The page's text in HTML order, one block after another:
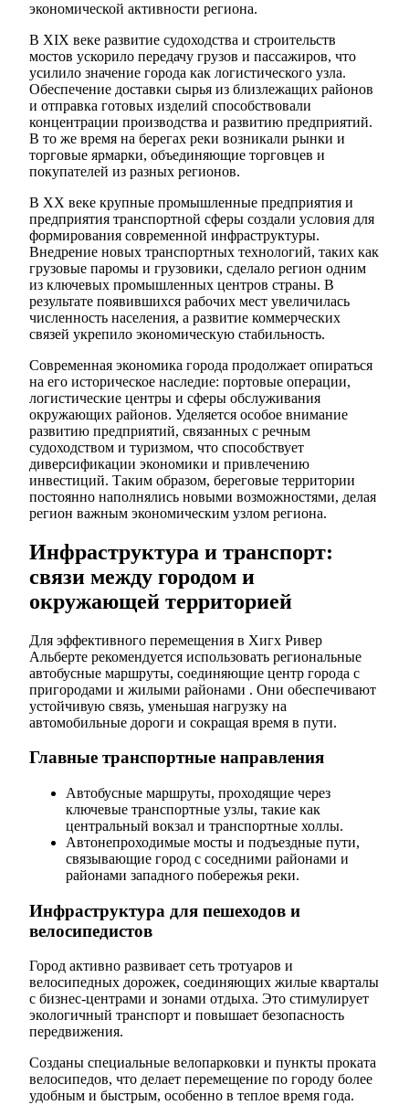
экономической активности региона.
В XIX веке развитие судоходства и строительств
мостов ускорило передачу грузов и пассажиров, что
усилило значение города как логистического узла.
Обеспечение доставки сырья из близлежащих районов
и отправка готовых изделий способствовали
концентрации производства и развитию предприятий.
В то же время на берегах реки возникали рынки и
торговые ярмарки, объединяющие торговцев и
покупателей из разных регионов.
В XX веке крупные промышленные предприятия и
предприятия транспортной сферы создали условия для
формирования современной инфраструктуры.
Внедрение новых транспортных технологий, таких как
грузовые паромы и грузовики, сделало регион одним
из ключевых промышленных центров страны. В
результате появившихся рабочих мест увеличилась
численность населения, а развитие коммерческих
связей укрепило экономическую стабильность.
Современная экономика города продолжает опираться
на его историческое наследие: портовые операции,
логистические центры и сферы обслуживания
окружающих районов. Уделяется особое внимание
развитию предприятий, связанных с речным
судоходством и туризмом, что способствует
диверсификации экономики и привлечению
инвестиций. Таким образом, береговые территории
постоянно наполнялись новыми возможностями, делая
регион важным экономическим узлом региона.
Инфраструктура и транспорт:
связи между городом и
окружающей территорией
Для эффективного перемещения в Хигх Ривер
Альберте рекомендуется использовать региональные
автобусные маршруты, соединяющие центр города с
пригородами и жилыми районами . Они обеспечивают
устойчивую связь, уменьшая нагрузку на
автомобильные дороги и сокращая время в пути.
Главные транспортные направления
Автобусные маршруты, проходящие через
ключевые транспортные узлы, такие как
центральный вокзал и транспортные холлы.
Автонепроходимые мосты и подъездные пути,
связывающие город с соседними районами и
районами западного побережья реки.
Инфраструктура для пешеходов и
велосипедистов
Город активно развивает сеть тротуаров и
велосипедных дорожек, соединяющих жилые кварталы
с бизнес-центрами и зонами отдыха. Это стимулирует
экологичный транспорт и повышает безопасность
передвижения.
Созданы специальные велопарковки и пункты проката
велосипедов, что делает перемещение по городу более
удобным и быстрым, особенно в теплое время года.